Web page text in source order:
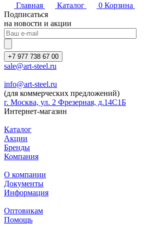
Главная Каталог 0 Корзина
Подписаться
на новости и акции
+7 977 738 67 00
sale@art-steel.ru
info@art-steel.ru
(для коммерческих предложений)
г. Москва, ул. 2 Фрезерная, д.14С1Б
Интернет-магазин
Каталог
Акции
Бренды
Компания
О компании
Документы
Информация
Оптовикам
Помощь